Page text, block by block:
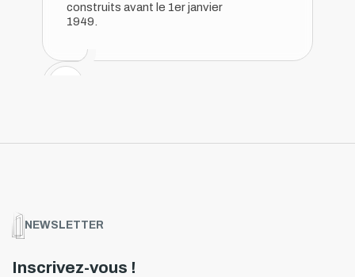
construits avant le 1er janvier
1949.
NEWSLETTER
Inscrivez-vous !